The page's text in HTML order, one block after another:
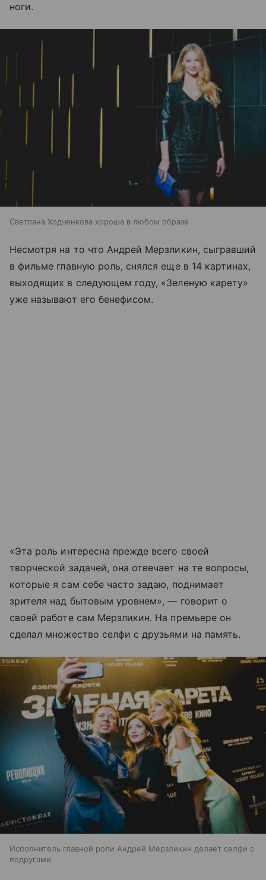
ноги.
Светлана Ходченкова хороша в любом образе
Несмотря на то что Андрей Мерзликин, сыгравший
в фильме главную роль, снялся еще в 14 картинах,
выходящих в следующем году, «Зеленую карету»
уже называют его бенефисом.
«Эта роль интересна прежде всего своей
творческой задачей, она отвечает на те вопросы,
которые я сам себе часто задаю, поднимает
зрителя над бытовым уровнем», — говорит о
своей работе сам Мерзликин. На премьере он
сделал множество селфи с друзьями на память.
Исполнитель главной роли Андрей Мерзликин делает селфи с
подругами